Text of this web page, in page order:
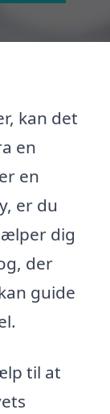
kan det
en
en
er du
dig
der
guide
til at